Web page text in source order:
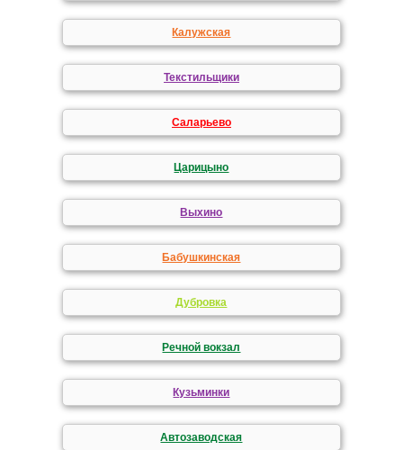
Калужская
Текстильщики
Саларьево
Царицыно
Выхино
Бабушкинская
Дубровка
Речной вокзал
Кузьминки
Автозаводская